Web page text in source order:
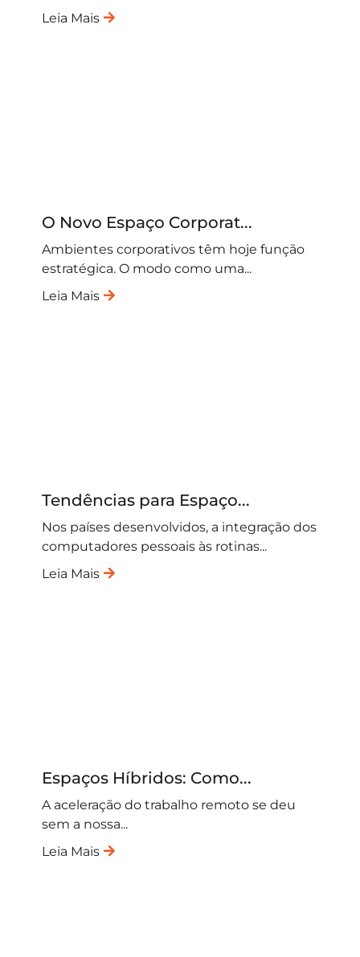
Leia Mais
O Novo Espaço Corporat...
Ambientes corporativos têm hoje função
estratégica. O modo como uma...
Leia Mais
Tendências para Espaço...
Nos países desenvolvidos, a integração dos
computadores pessoais às rotinas...
Leia Mais
Espaços Híbridos: Como...
A aceleração do trabalho remoto se deu
sem a nossa...
Leia Mais